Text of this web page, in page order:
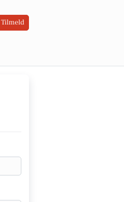
Tilmeld